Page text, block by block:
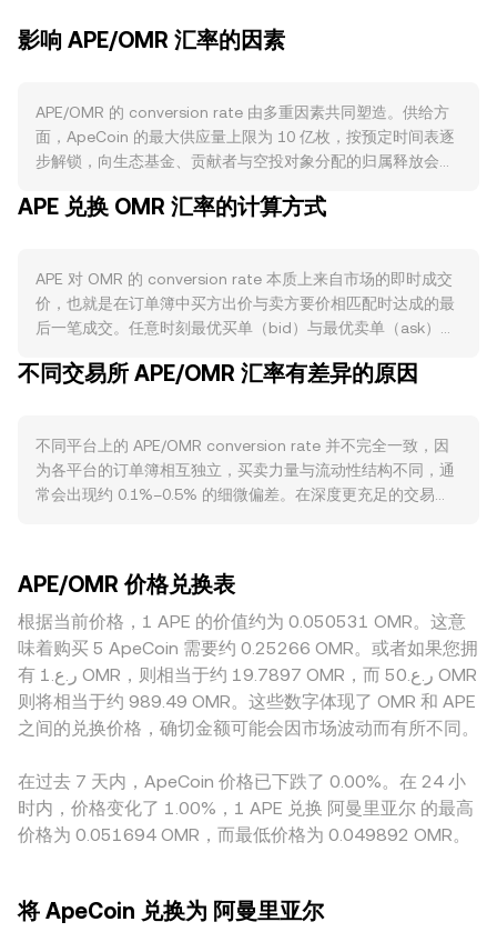
影响 APE/OMR 汇率的因素
APE/OMR 的 conversion rate 由多重因素共同塑造。供给方
面，ApeCoin 的最大供应量上限为 10 亿枚，按预定时间表逐
步解锁，向生态基金、贡献者与空投对象分配的归属释放会在
“减半”机制，常态性销毁也非核心设计，但 ApeCoin Staking
NFT 与元宇宙进展、ApeCoin DAO 的提案通过与资金拨付、
生态应用对 APE 的使用场景落地，都会改变市场对 APE 的实
际需求与预期，并反映到 APE/OMR 的 conversion rate。宏
风险偏好变化常常主导短期方向；同时，OMR 作为阿曼里亚
价。监管事件同样不可忽视，例如针对 NFT、DAO 治理代币
的合规定性、主要交易平台对 APE 的上市或限制、海湾地区
（含阿曼）对虚拟资产服务的牌照要求与外汇管制变化，均可
导致套保与投机头寸调整，选项到期与未平仓量集中点位可放
大波动，而大型地址（如早期分配钱包、生态基金）在链上的
转账与集中入交易所的趋势，常作为短线供给信号，叠加现货
与合约的基差变化，共同推动短期价格波动。
APE 兑换 OMR 汇率的计算方式
APE 对 OMR 的 conversion rate 本质上来自市场的即时成交
价，也就是在订单簿中买方出价与卖方要价相匹配时达成的最
后一笔成交。任意时刻最优买单（bid）与最优卖单（ask）之
际成交仍以撮合成交价为准。在多交易平台维度，数据聚合方
Volume_i。基于该参考价，简单换算遵循：以 OMR 计价时，
OMR Value = APE Amount × rate；反推 APE 数量时，APE
Amount = OMR Value / rate。在含有去中心化交易所流动性
ETH 或稳定币）的瞬时价格等于池中另一资产储备与 APE 储
备的比值 price = y/x；当大额成交改变池中资产比例时，链上
价格会随之滑移并通过套利与跨市场报价传导到 APE/OMR 的
conversion rate。
不同交易所 APE/OMR 汇率有差异的原因
不同平台上的 APE/OMR conversion rate 并不完全一致，因
为各平台的订单簿相互独立，买卖力量与流动性结构不同，通
常会出现约 0.1%–0.5% 的细微偏差。在深度更充足的交易
溢价或折价：法币出入金渠道、区域牌照要求、对特定用户群
的访问限制，都会影响本地 APE/OMR 的成交便利性与成本，
从而体现在报价中。另一个常见原因是定价路径的差异：许多
平台并无直接的 APE/OMR 深度，而是通过 APE/USDT 再叠加
USDT/OMR 的价格来合成，USDT 在不同平台、不同地区可能
相对 OMR 存在轻微升贴水，这会传导到最终的 APE/OMR 报
价。跨平台套利可以在价差足以覆盖手续费与滑点时入场，推
本与合规限制等因素的存在，套利并非即时与完全，因此各平
台之间的 conversion rate 仍会在小范围内持续偏离。
APE/OMR 价格兑换表
根据当前价格，1 APE 的价值约为 0.050531 OMR。这意
味着购买 5 ApeCoin 需要约 0.25266 OMR。或者如果您拥
有 ر.ع.1 OMR，则相当于约 19.7897 OMR，而 ر.ع.50 OMR
则将相当于约 989.49 OMR。这些数字体现了 OMR 和 APE
之间的兑换价格，确切金额可能会因市场波动而有所不同。
在过去 7 天内，ApeCoin 价格已下跌了 0.00%。在 24 小
时内，价格变化了 1.00%，1 APE 兑换 阿曼里亚尔 的最高
价格为 0.051694 OMR，而最低价格为 0.049892 OMR。
将 ApeCoin 兑换为 阿曼里亚尔